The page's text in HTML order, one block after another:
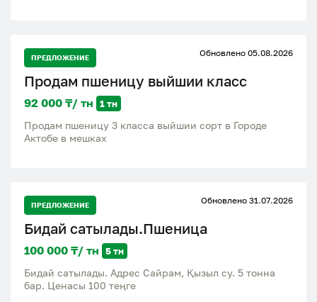
ПРЕДЛОЖЕНИЕ Обновлено 05.08.2026
Продам пшеницу выйшии класс
92 000 ₸/ тн 1 тн
Продам пшеницу 3 класса выйшии сорт в Городе
Актобе в мешках
ПРЕДЛОЖЕНИЕ Обновлено 31.07.2026
Бидай сатылады.Пшеница
100 000 ₸/ тн 5 тн
Бидай сатылады. Адрес Сайрам, Қызыл су. 5 тонна
бар. Ценасы 100 теңге